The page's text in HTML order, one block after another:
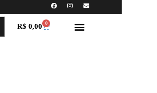
R$ 0,00 0